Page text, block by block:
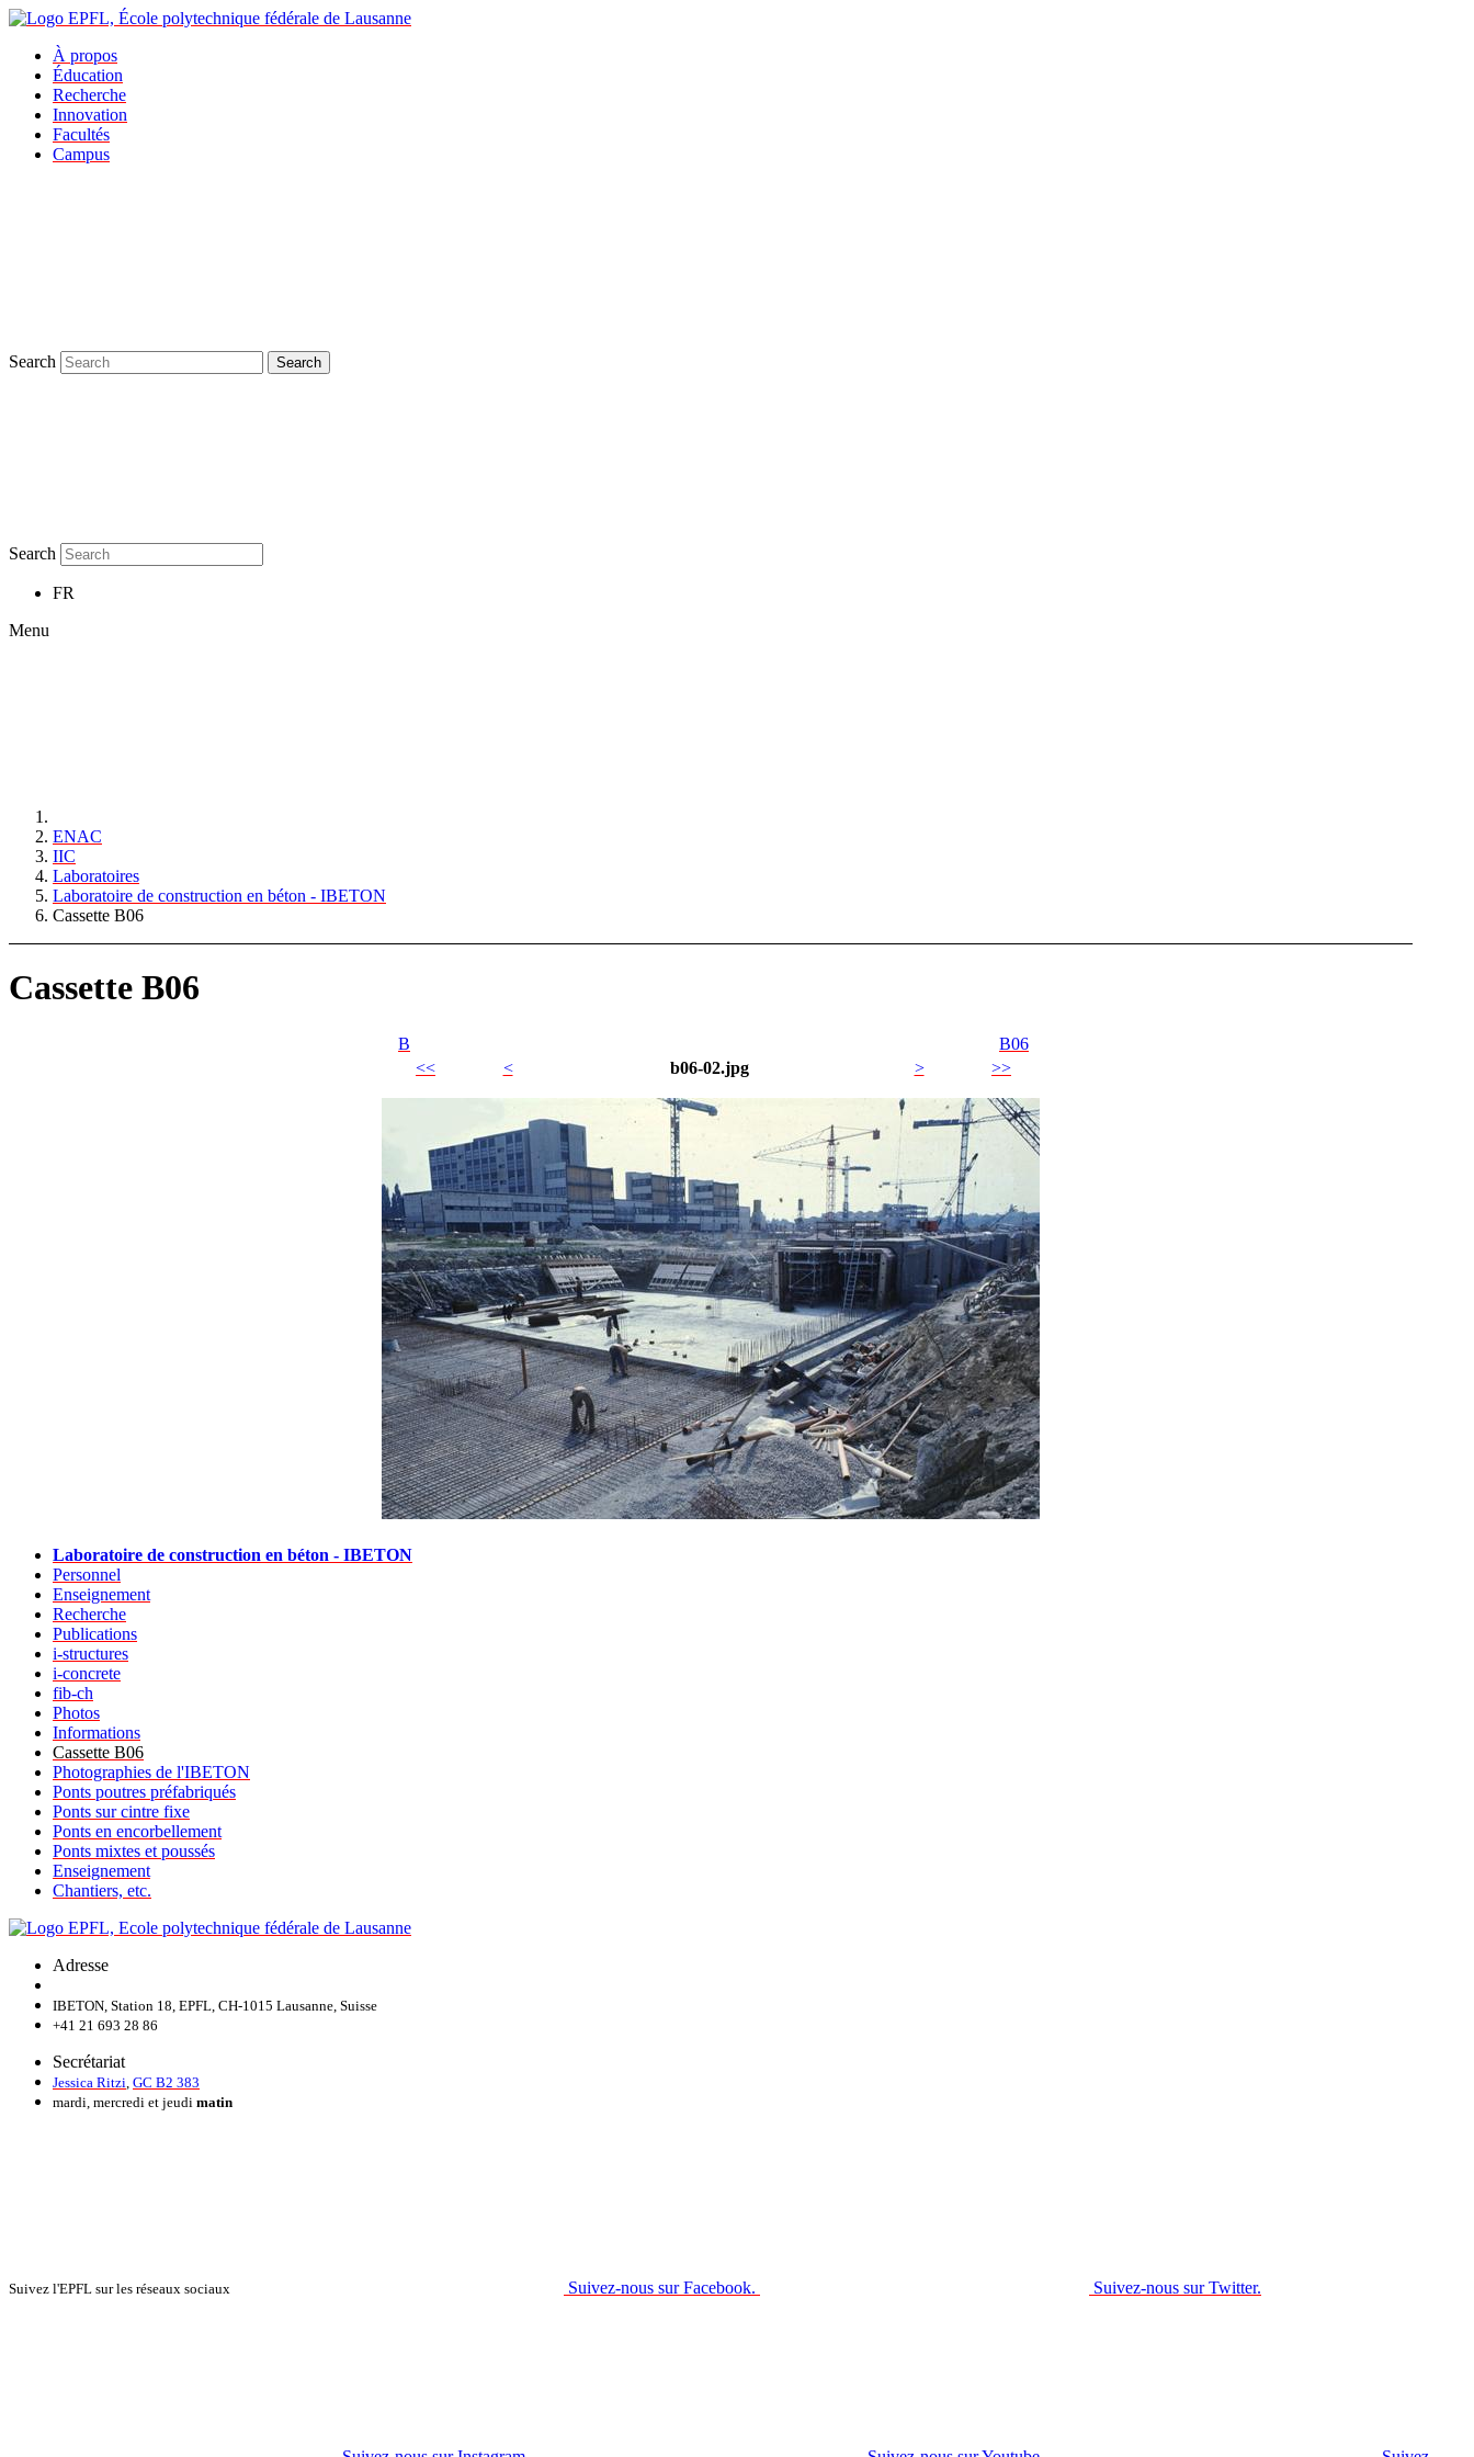
À propos
Éducation
Recherche
Innovation
Facultés
Campus
Search Search
Search
FR
Menu
ENAC
IIC
Laboratoires
Laboratoire de construction en béton - IBETON
Cassette B06
Cassette B06
B
B06
<<
< b06-02.jpg > >>
Laboratoire de construction en béton - IBETON
Personnel
Enseignement
Recherche
Publications
i-structures
i-concrete
fib-ch
Photos
Informations
Cassette B06
Photographies de l'IBETON
Ponts poutres préfabriqués
Ponts sur cintre fixe
Ponts en encorbellement
Ponts mixtes et poussés
Enseignement
Chantiers, etc.
Adresse
IBETON, Station 18, EPFL, CH-1015 Lausanne, Suisse
+41 21 693 28 86
Secrétariat
Jessica Ritzi GC B2 383
mardi, mercredi et jeudi matin
Suivez l'EPFL sur les réseaux sociaux Suivez-nous sur Facebook. Suivez-nous sur Twitter.